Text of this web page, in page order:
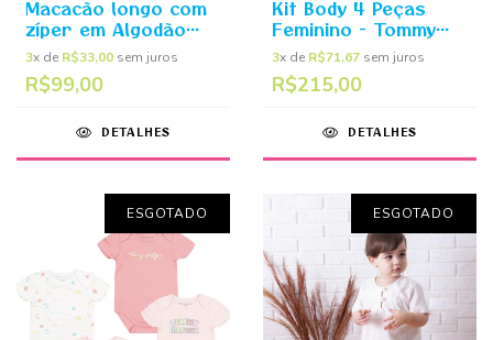
Macacão longo com
zíper em Algodão
egípcio Raposa Rosa
- Mini Bear
3x de R$33,00 sem juros
R$99,00
DETALHES
Kit Body 4 Peças
Feminino - Tommy
Hilfiger
3x de R$71,67 sem juros
R$215,00
DETALHES
ESGOTADO ESGOTADO